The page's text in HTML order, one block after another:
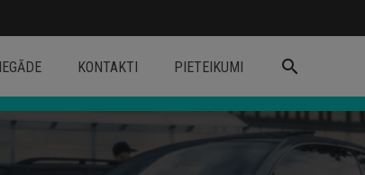
KONTAKTI PIETEIKUMI search